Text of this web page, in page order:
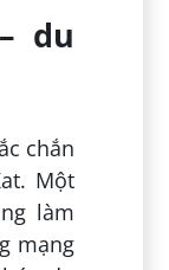
du
chắn
Một
làm
mạng